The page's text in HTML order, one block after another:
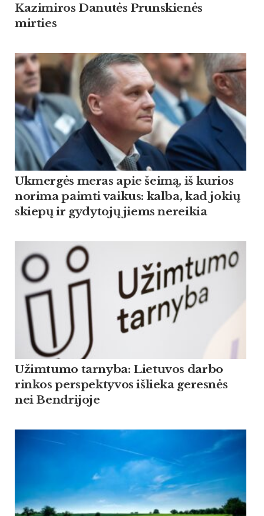
Kazimiros Danutės Prunskienės
mirties
Ukmergės meras apie šeimą, iš kurios
norima paimti vaikus: kalba, kad jokių
skiepų ir gydytojų jiems nereikia
Užimtumo tarnyba: Lietuvos darbo
rinkos perspektyvos išlieka geresnės
nei Bendrijoje